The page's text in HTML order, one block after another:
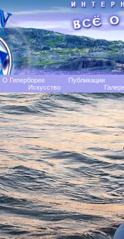
О Гиперборее
Публикации
Искусство